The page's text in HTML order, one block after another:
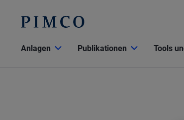
Anlagen Publikationen Tools